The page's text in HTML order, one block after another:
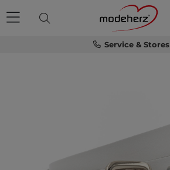
Service & Stores